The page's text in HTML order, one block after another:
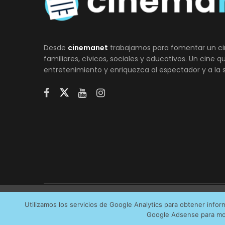
Desde cinemanet trabajamos para fomentar un
familiares, cívicos, sociales y educativos. Un cine
entretenimiento y enriquezca al espectador y a la
Utilizamos los servicios de Google Analytics para obtener
Google Adsense para
Utilizamos cookies anónimas de terceros para
servicios que más os interesan. Puede cambiar las